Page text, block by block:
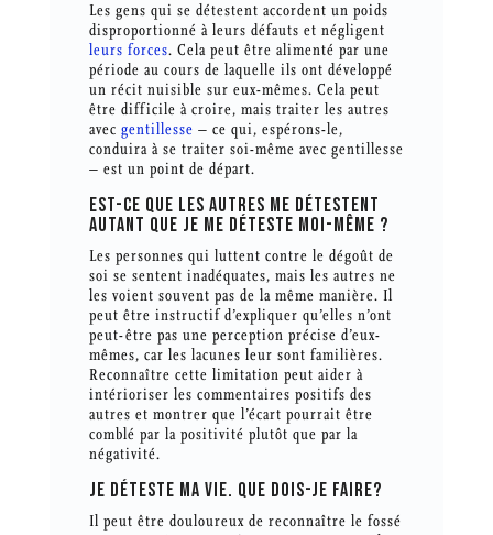
Les gens qui se détestent accordent un poids
disproportionné à leurs défauts et négligent
leurs forces. Cela peut être alimenté par une
période au cours de laquelle ils ont développé
un récit nuisible sur eux-mêmes. Cela peut
être difficile à croire, mais traiter les autres
avec gentillesse – ce qui, espérons-le,
conduira à se traiter soi-même avec gentillesse
– est un point de départ.
EST-CE QUE LES AUTRES ME DÉTESTENT
AUTANT QUE JE ME DÉTESTE MOI-MÊME ?
Les personnes qui luttent contre le dégoût de
soi se sentent inadéquates, mais les autres ne
les voient souvent pas de la même manière. Il
peut être instructif d’expliquer qu’elles n’ont
peut-être pas une perception précise d’eux-
mêmes, car les lacunes leur sont familières.
Reconnaître cette limitation peut aider à
intérioriser les commentaires positifs des
autres et montrer que l’écart pourrait être
comblé par la positivité plutôt que par la
négativité.
JE DÉTESTE MA VIE. QUE DOIS-JE FAIRE?
Il peut être douloureux de reconnaître le fossé